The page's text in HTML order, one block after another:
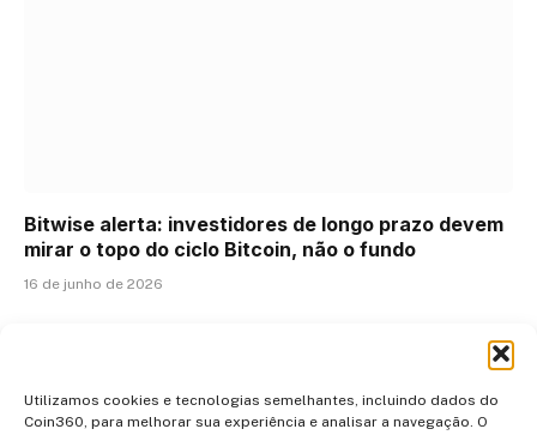
Utilizamos cookies e tecnologias semelhantes, incluindo dados do
Coin360, para melhorar sua experiência e analisar a navegação. O
Bitwise alerta: investidores de longo prazo devem
mirar o topo do ciclo Bitcoin, não o fundo
16 de junho de 2026